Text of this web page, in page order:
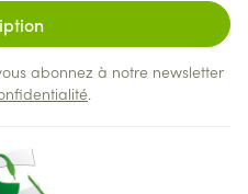
abonnez à notre newsletter
.